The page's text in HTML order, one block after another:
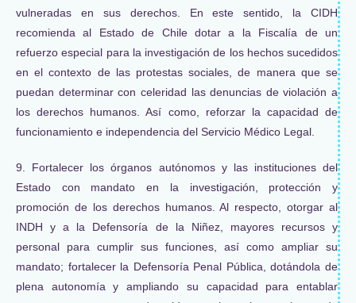
vulneradas en sus derechos. En este sentido, la CIDH
recomienda al Estado de Chile dotar a la Fiscalía de un
refuerzo especial para la investigación de los hechos sucedidos
en el contexto de las protestas sociales, de manera que se
puedan determinar con celeridad las denuncias de violación a
los derechos humanos. Así como, reforzar la capacidad de
funcionamiento e independencia del Servicio Médico Legal.
9. Fortalecer los órganos autónomos y las instituciones del
Estado con mandato en la investigación, protección y
promoción de los derechos humanos. Al respecto, otorgar al
INDH y a la Defensoría de la Niñez, mayores recursos y
personal para cumplir sus funciones, así como ampliar su
mandato; fortalecer la Defensoría Penal Pública, dotándola de
plena autonomía y ampliando su capacidad para entablar